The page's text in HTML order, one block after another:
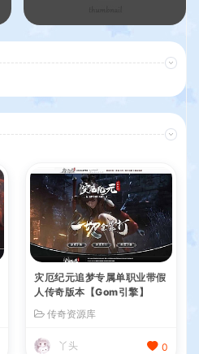
灾厄纪元追梦专属单职业带假
人传奇版本【Gom引擎】
传奇资源库
丫头 0